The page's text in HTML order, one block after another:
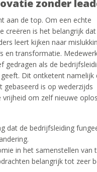
zonder
aan de top. Om een echte
creëren is het belangrijk
leert kijken naar
en transformatie.
gedragen als de
Dit ontketent namelijk
gebaseerd is op wederzijds
vrijheid om zelf nieuwe
dat de bedrijfsleiding
in het samenstellen van
belangrijk tot zeer